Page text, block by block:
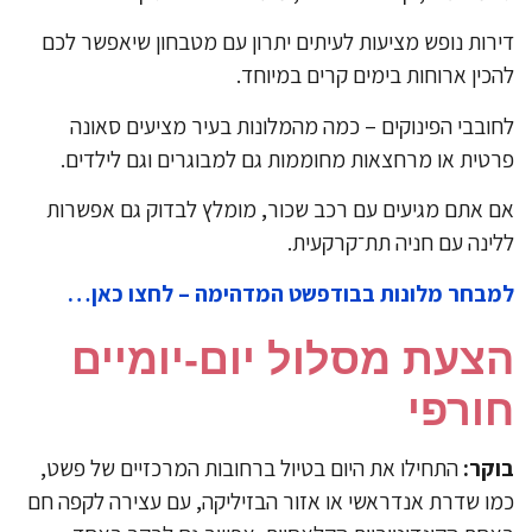
נופש מציעות לעיתים יתרון עם מטבחון שיאפשר לכם
ארוחות בימים קרים במיוחד.
הפינוקים – כמה מהמלונות בעיר מציעים סאונה
או מרחצאות מחוממות גם למבוגרים וגם לילדים.
אתם מגיעים עם רכב שכור, מומלץ לבדוק גם אפשרות
עם חניה תת־קרקעית.
מלונות בבודפשט המדהימה – לחצו כאן…
מסלול יום‑יומיים
התחילו את היום בטיול ברחובות המרכזיים של פשט,
שדרת אנדראשי או אזור הבזיליקה, עם עצירה לקפה חם